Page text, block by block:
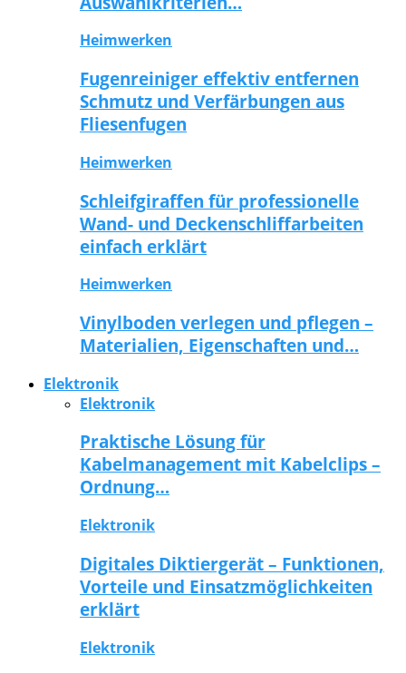
Heimwerken
Fugenreiniger effektiv entfernen
Schmutz und Verfärbungen aus
Fliesenfugen
Heimwerken
Schleifgiraffen für professionelle
Wand- und Deckenschliffarbeiten
einfach erklärt
Heimwerken
Vinylboden verlegen und pflegen –
Materialien, Eigenschaften und…
Elektronik
Elektronik
Praktische Lösung für
Kabelmanagement mit Kabelclips –
Ordnung…
Elektronik
Digitales Diktiergerät – Funktionen,
Vorteile und Einsatzmöglichkeiten
erklärt
Elektronik